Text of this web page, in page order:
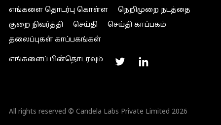
எங்களை தொடர்பு கொள்ள
நெறிமுறை நடத்தை
குறை நிவர்த்தி
செய்தி
செய்தி காப்பகம்
தலைப்புகள் காப்பகங்கள்
எங்களைப் பின்தொடரவும்
All rights reserved © Candela Labs Private Limited 2026